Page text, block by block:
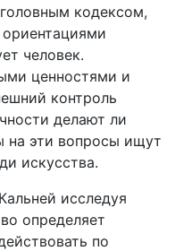
кодексом,
человек.
ценностями и
контроль
делают ли
на эти вопросы ищут
искусства.
исследуя
определяет
по